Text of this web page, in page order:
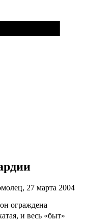
27 марта 2004
ограждена
и весь «быт» 